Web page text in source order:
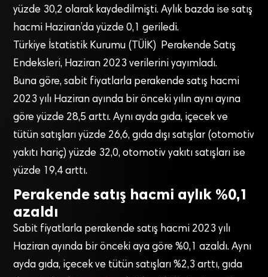
yüzde 30,2 olarak kaydedilmişti. Aylık bazda ise satış
hacmi Haziran’da yüzde 0,1 geriledi.
Türkiye İstatistik Kurumu (TÜİK) Perakende Satış
Endeksleri, Haziran 2023 verilerini yayımladı.
Buna göre, sabit fiyatlarla perakende satış hacmi
2023 yılı Haziran ayında bir önceki yılın aynı ayına
göre yüzde 28,5 arttı. Aynı ayda gıda, içecek ve
tütün satışları yüzde 26,6, gıda dışı satışlar (otomotiv
yakıtı hariç) yüzde 32,0, otomotiv yakıtı satışları ise
yüzde 19,4 arttı.
Perakende satış hacmi aylık %0,1
azaldı
Sabit fiyatlarla perakende satış hacmi 2023 yılı
Haziran ayında bir önceki aya göre %0,1 azaldı. Aynı
ayda gıda, içecek ve tütün satışları %2,3 arttı, gıda